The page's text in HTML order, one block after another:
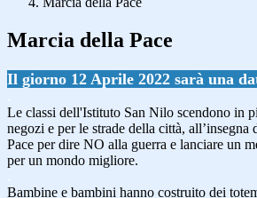
Marcia della Pace
Il giorno 12 Aprile 2022 sarà una
Le classi dell'Istituto San Nilo scendono in
negozi e per le strade della città,
Pace per dire NO alla guerra e lanciare un
per un mondo migliore.
Bambine e bambini hanno costruito dei